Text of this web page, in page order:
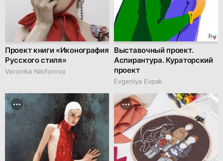
Проект книги «Иконография
Русского стиля»
Veronika Nikiforova
Выставочный проект.
Аспирантура. Кураторский
проект
Evgeniya Evpak